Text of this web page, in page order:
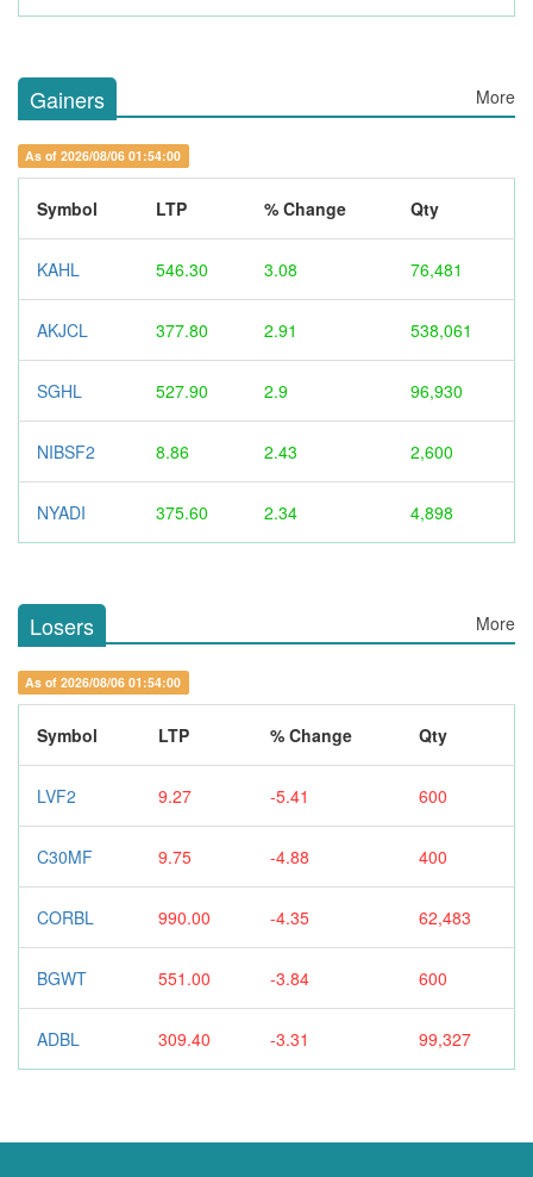
Gainers More
As of 2026/08/06 01:54:00
Symbol LTP % Change Qty
KAHL 546.30 3.08 76,481
AKJCL 377.80 2.91 538,061
SGHL 527.90 2.9 96,930
NIBSF2 8.86 2.43 2,600
NYADI 375.60 2.34 4,898
Losers More
As of 2026/08/06 01:54:00
Symbol LTP % Change Qty
LVF2 9.27 -5.41 600
C30MF 9.75 -4.88 400
CORBL 990.00 -4.35 62,483
BGWT 551.00 -3.84 600
ADBL 309.40 -3.31 99,327